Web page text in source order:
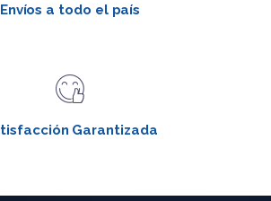
Envíos a todo el país
Garantizada